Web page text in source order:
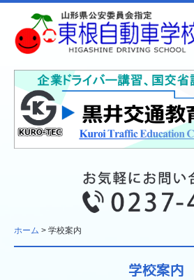
ホーム
学校案内
入校手続き
教習について
教習料金
ホーム 学校案内
学校案内